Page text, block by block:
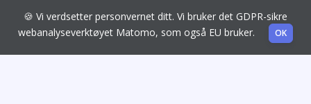
🍪 Vi verdsetter personvernet ditt. Vi bruker det GDPR-sikre
webanalyseverktøyet Matomo, som også EU bruker.
OK